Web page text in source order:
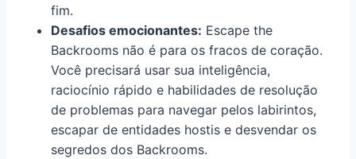
fim.
Desafios emocionantes: Escape the
Backrooms não é para os fracos de coração.
Você precisará usar sua inteligência,
raciocínio rápido e habilidades de resolução
de problemas para navegar pelos labirintos,
escapar de entidades hostis e desvendar os
segredos dos Backrooms.